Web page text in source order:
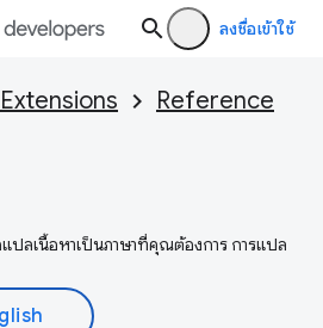
ลงชื่อเข้าใช้
Reference
แปลเนื้อหาเป็นภาษาที่คุณต้องการ การแปล